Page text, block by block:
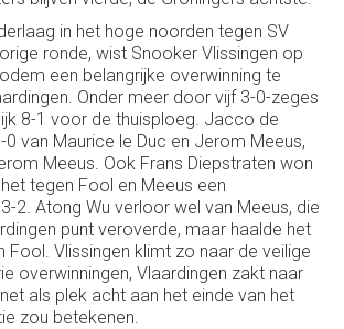
in het hoge noorden tegen SV
ronde, wist Snooker Vlissingen op
een belangrijke overwinning te
Onder meer door vijf 3-0-zeges
8-1 voor de thuisploeg. Jacco de
van Maurice le Duc en Jerom Meeus,
Meeus. Ook Frans Diepstraten won
tegen Fool en Meeus een
2. Atong Wu verloor wel van Meeus, die
punt veroverde, maar haalde het
Fool. Vlissingen klimt zo naar de veilige
overwinningen, Vlaardingen zakt naar
als plek acht aan het einde van het
zou betekenen.